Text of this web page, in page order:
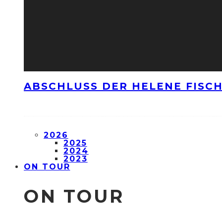
ABSCHLUSS DER HELENE
2026
2025
2024
2023
ON TOUR
ON TOUR